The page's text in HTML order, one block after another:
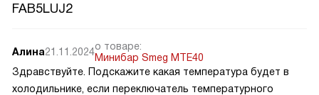
FAB5LUJ2
Алина21.11.2024о товаре:
Минибар Smeg MTE40
Здравствуйте. Подскажите какая температура будет в
холодильнике, если переключатель температурного